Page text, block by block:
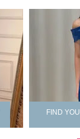
FIND